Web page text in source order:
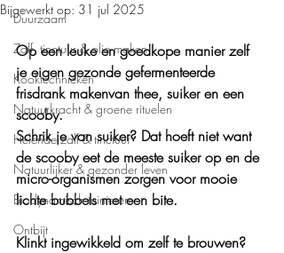
Duurzaam
Zalf, tinctuur & olie maken
Kooktechnieken
Natuurkracht & groene rituelen
Helende zalf & tinctuur
Natuurlijker & gezonder leven
Biodynamisch tuinieren
Ontbijt
Bijgewerkt op: 31 jul 2025
Op een leuke en goedkope manier zelf
je eigen gezonde gefermenteerde
frisdrank makenvan thee, suiker en een
scooby.
Schrik je van suiker? Dat hoeft niet want
de scooby eet de meeste suiker op en de
micro-organismen zorgen voor mooie
lichte bubbels met een bite.
Klinkt ingewikkeld om zelf te brouwen?